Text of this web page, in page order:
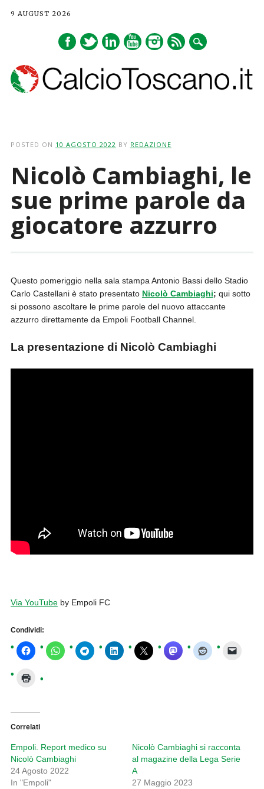
9 AUGUST 2026
POSTED ON 10 AGOSTO 2022 BY REDAZIONE
Nicolò Cambiaghi, le
sue prime parole da
giocatore azzurro
Questo pomeriggio nella sala stampa Antonio Bassi dello Stadio
Carlo Castellani è stato presentato Nicolò Cambiaghi; qui sotto
si possono ascoltare le prime parole del nuovo attaccante
azzurro direttamente da Empoli Football Channel.
La presentazione di Nicolò Cambiaghi
Via YouTubeby Empoli FC
Condividi:
Correlati
Empoli. Report medico su
Nicolò Cambiaghi
24 Agosto 2022
In "Empoli"
Nicolò Cambiaghi si racconta
al magazine della Lega Serie
A
27 Maggio 2023